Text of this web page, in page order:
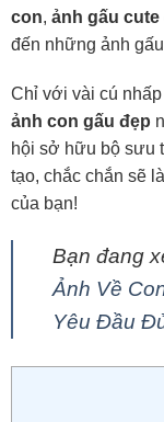
con, ảnh gấu cute
đến những ảnh
Chỉ với vài cú
ảnh con gấu đẹp
hội sở hữu bộ sưu
tạo, chắc chắn sẽ
của bạn!
Bạn đang
Ảnh Về
Yêu Đầu